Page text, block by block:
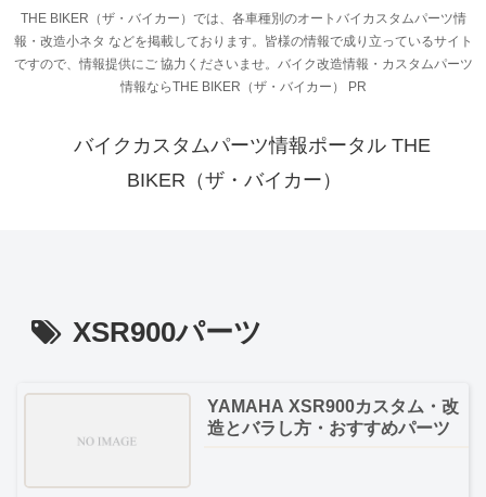
THE BIKER（ザ・バイカー）では、各車種別のオートバイカスタムパーツ情
報・改造小ネタ などを掲載しております。皆様の情報で成り立っているサイト
ですので、情報提供にご 協力くださいませ。バイク改造情報・カスタムパーツ
情報ならTHE BIKER（ザ・バイカー） PR
バイクカスタムパーツ情報ポータル THE
BIKER（ザ・バイカー）
XSR900パーツ
YAMAHA XSR900カスタム・改
造とバラし方・おすすめパーツ